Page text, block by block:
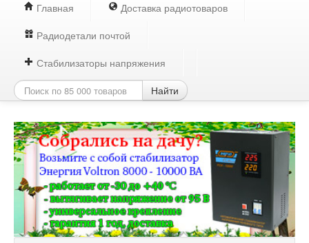
Главная
Доставка радиотоваров
Радиодетали почтой
Стабилизаторы напряжения
Найти